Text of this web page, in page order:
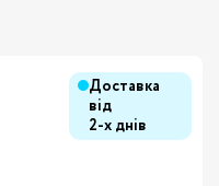
Доставка
від
2-х днів